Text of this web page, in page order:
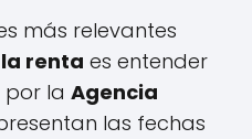
más relevantes
renta es entender
por la Agencia
las fechas